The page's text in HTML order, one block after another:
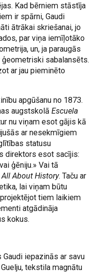
Kad bērniem stāstīja
ir spārni, Gaudi
ātrākai skriešanai, jo
par viņa iemīļotāko
un, ja paraugās
sabalansēts.
ar jau pieminēto
apgūšanu no 1873.
augstskolāEscuela
nu viņam esot gājis kā
ar nesekmīgiem
statusu
direktors esot sacījis:
ģēniju.» Vai tā
All About History. Taču ar
lai viņam būtu
tiem laikiem
atgādināja
kokus.
iepazinās ar savu
tekstila magnātu